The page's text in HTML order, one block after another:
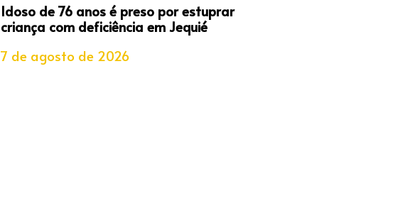
Idoso de 76 anos é preso por estuprar
criança com deficiência em Jequié
7 de agosto de 2026